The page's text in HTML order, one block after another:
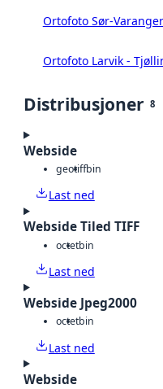
Ortofoto Sør-
Ortofoto Larvik -
Distribusjoner 8
Webside
geotiffbin
Last ned
Webside Tiled TIFF
octetbin
Last ned
Webside Jpeg2000
octetbin
Last ned
Webside